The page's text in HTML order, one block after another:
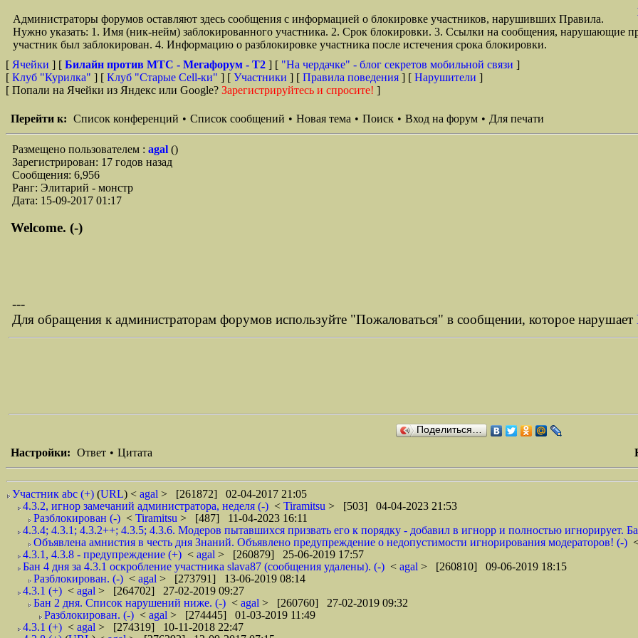
Администраторы форумов оставляют здесь сообщения с информацией о блокировке участников, нарушивших Правила.
Нужно указать: 1. Имя (ник-нейм) заблокированного участника. 2. Срок блокировки. 3. Ссылки на сообщения, нарушающие
участник был заблокирован. 4. Информацию о разблокировке участника после истечения срока блокировки.
[ Ячейки ] [ Билайн против МТС - Мегафорум - T2 ] [ "На чердачке" - блог секретов мобильной связи ]
[ Клуб "Курилка" ] [ Клуб "Старые Сell-ки" ] [ Участники ] [ Правила поведения ] [ Нарушители ]
[ Попали на Ячейки из Яндекс или Google? Зарегистрируйтесь и спросите! ]
Перейти к: Список конференций • Список сообщений • Новая тема • Поиск • Вход на форум • Для печати
Размещено пользователем : agal ()
Зарегистрирован: 17 годов назад
Сообщения: 6,956
Ранг: Элитарий - монстр
Дата: 15-09-2017 01:17
Welcome. (-)
---
Для обращения к администраторам форумов используйте "Пожаловаться" в сообщении, которое нарушает
Поделиться…
Настройки: Ответ • Цитата
Участник abc (+) (URL) < agal > [261872] 02-04-2017 21:05
4.3.2, игнор замечаний администратора, неделя (-) < Tiramitsu > [503] 04-04-2023 21:53
Разблокирован (-) < Tiramitsu > [487] 11-04-2023 16:11
4.3.4; 4.3.1; 4.3.2++; 4.3.5; 4.3.6. Модеров пытавшихся призвать его к порядку - добавил в игнорр и полностью игнорирует.
Объявлена амнистия в честь дня Знаний. Объявлено предупреждение о недопустимости игнорирования модераторов! (-)
4.3.1, 4.3.8 - предупреждение (+) < agal > [260879] 25-06-2019 17:57
Бан 4 дня за 4.3.1 оскробление участника slava87 (сообщения удалены). (-) < agal > [260810] 09-06-2019 18:15
Разблокирован. (-) < agal > [273791] 13-06-2019 08:14
4.3.1 (+) < agal > [264702] 27-02-2019 09:27
Бан 2 дня. Список нарушений ниже. (-) < agal > [260760] 27-02-2019 09:32
Разблокирован. (-) < agal > [274445] 01-03-2019 11:49
4.3.1 (+) < agal > [274319] 10-11-2018 22:47